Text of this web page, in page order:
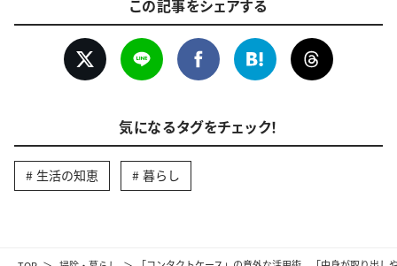
この記事をシェアする
気になるタグをチェック！
生活の知恵 暮らし